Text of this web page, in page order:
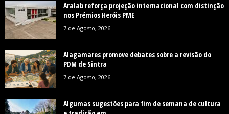
Aralab reforça projeção internacional com distinção
nos Prémios Heróis PME
7 de Agosto, 2026
Alagamares promove debates sobre a revisão do
PDM de Sintra
7 de Agosto, 2026
Algumas sugestões para fim de semana de cultura